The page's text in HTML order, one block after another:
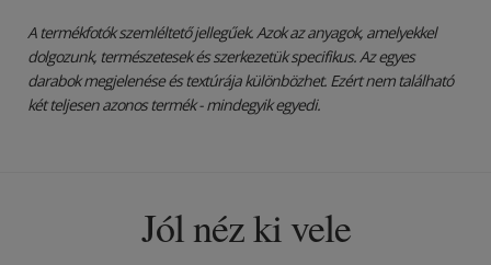
A termékfotók szemléltető jellegűek. Azok az anyagok, amelyekkel
dolgozunk, természetesek és szerkezetük specifikus. Az egyes
darabok megjelenése és textúrája különbözhet. Ezért nem található
két teljesen azonos termék - mindegyik egyedi.
Jól néz ki vele